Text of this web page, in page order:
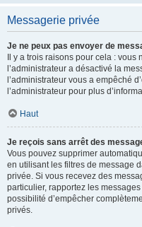
Messagerie privée
Je ne peux pas envoyer de
Il y a trois raisons pour cela :
l’administrateur a désactivé la
l’administrateur vous a empêché
l’administrateur pour plus
Haut
Je reçois sans arrêt des
Vous pouvez supprimer
en utilisant les filtres de message
privée. Si vous recevez des
particulier, rapportez les
possibilité d’empêcher
privés.